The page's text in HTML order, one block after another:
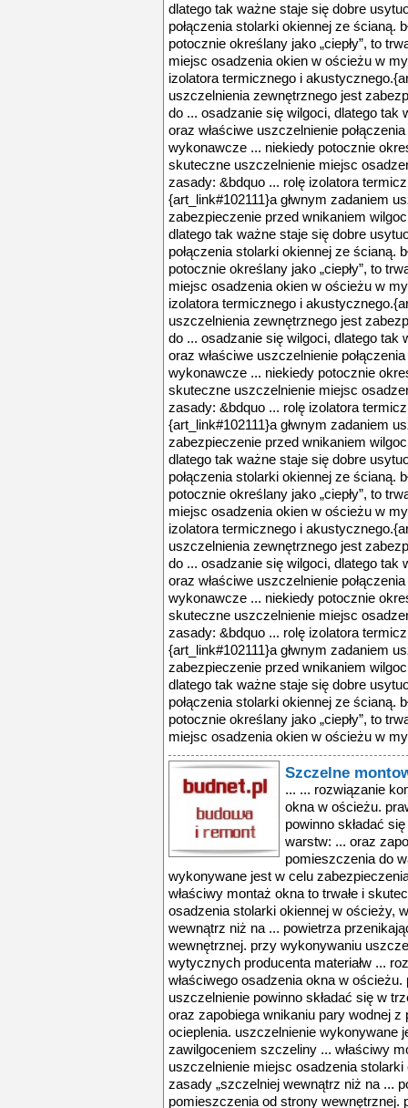
dlatego tak ważne staje się dobre
połączenia stolarki okiennej ze ścianą.
potocznie określany jako „ciepły”, to
miejsc osadzenia okien w ościeżu w
izolatora termicznego i
uszczelnienia zewnętrznego jest
do ... osadzanie się wilgoci, dlatego tak
oraz właściwe uszczelnienie
wykonawcze ... niekiedy potocznie
skuteczne uszczelnienie miejsc
zasady: &bdquo ... rolę izolatora
{art_link#102111}a głwnym zadaniem
zabezpieczenie przed wnikaniem
dlatego tak ważne staje się dobre
połączenia stolarki okiennej ze ścianą.
potocznie określany jako „ciepły”, to
miejsc osadzenia okien w ościeżu w
izolatora termicznego i
uszczelnienia zewnętrznego jest
do ... osadzanie się wilgoci, dlatego tak
oraz właściwe uszczelnienie
wykonawcze ... niekiedy potocznie
skuteczne uszczelnienie miejsc
zasady: &bdquo ... rolę izolatora
{art_link#102111}a głwnym zadaniem
zabezpieczenie przed wnikaniem
dlatego tak ważne staje się dobre
połączenia stolarki okiennej ze ścianą.
potocznie określany jako „ciepły”, to
miejsc osadzenia okien w ościeżu w
izolatora termicznego i
uszczelnienia zewnętrznego jest
do ... osadzanie się wilgoci, dlatego tak
oraz właściwe uszczelnienie
wykonawcze ... niekiedy potocznie
skuteczne uszczelnienie miejsc
zasady: &bdquo ... rolę izolatora
{art_link#102111}a głwnym zadaniem
zabezpieczenie przed wnikaniem
dlatego tak ważne staje się dobre
połączenia stolarki okiennej ze ścianą.
potocznie określany jako „ciepły”, to
miejsc osadzenia okien w ościeżu w
Szczelne
... ... rozwiązanie
okna w ościeżu.
powinno składać
warstw: ... oraz
pomieszczenia do
wykonywane jest w celu
właściwy montaż okna to trwałe i
osadzenia stolarki okiennej w ościeży,
wewnątrz niż na ... powietrza
wewnętrznej. przy wykonywaniu
wytycznych producenta materiałw ...
właściwego osadzenia okna w ościeżu.
uszczelnienie powinno składać się w
oraz zapobiega wnikaniu pary wodnej
ocieplenia. uszczelnienie wykonywane
zawilgoceniem szczeliny ... właściwy
uszczelnienie miejsc osadzenia
zasady „szczelniej wewnątrz niż na ...
pomieszczenia od strony wewnętrznej.